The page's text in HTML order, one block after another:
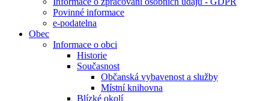
Povinné informace
e-podatelna
Obec
Informace o obci
Historie
Současnost
Občanská vybavenost a služby
Místní knihovna
Blízké okolí